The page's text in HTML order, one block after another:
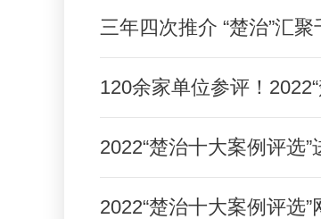
三年四次推介 “楚治”汇
120余家单位参评！
2022“楚治十大案例评选
2022“楚治十大案例评选